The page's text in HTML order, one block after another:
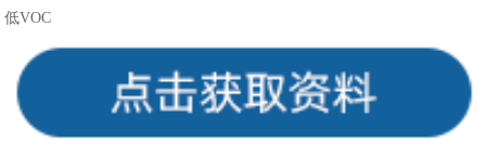
低VOC